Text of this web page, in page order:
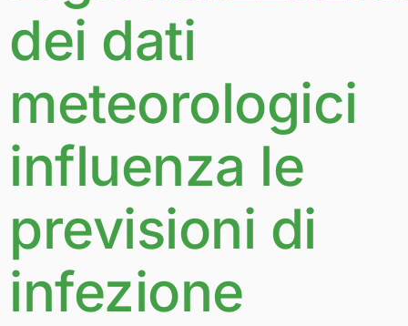
dei dati
meteorologici
influenza le
previsioni di
infezione